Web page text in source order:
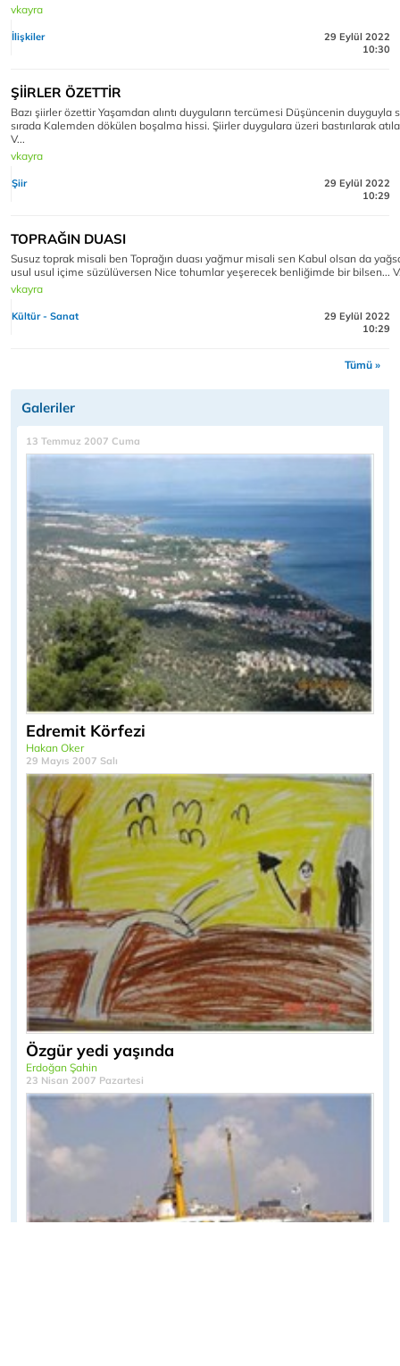
vkayra
İlişkiler
29 Eylül 2022
10:30
ŞİİRLER ÖZETTİR
Bazı şiirler özettir Yaşamdan alıntı duyguların tercümesi Düşüncenin duyguyla
sırada Kalemden dökülen boşalma hissi. Şiirler duygulara üzeri bastırılarak
V...
vkayra
Şiir
29 Eylül 2022
10:29
TOPRAĞIN DUASI
Susuz toprak misali ben Toprağın duası yağmur misali sen Kabul olsan da
usul usul içime süzülüversen Nice tohumlar yeşerecek benliğimde bir bilsen...
vkayra
Kültür - Sanat
29 Eylül 2022
10:29
Tümü »
Galeriler
13 Temmuz 2007 Cuma
Edremit Körfezi
Hakan Oker
29 Mayıs 2007 Salı
Özgür yedi yaşında
Erdoğan Şahin
23 Nisan 2007 Pazartesi